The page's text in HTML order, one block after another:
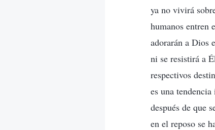
ya no vivirá
humanos entren
adorarán a Dios
ni se resistirá a
respectivos
es una
después de que
en el reposo se